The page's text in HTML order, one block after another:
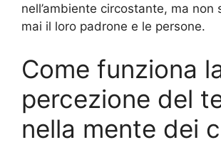
nell’ambiente circostante, ma non
mai il loro padrone e le persone.
Come funziona
percezione del
nella mente dei